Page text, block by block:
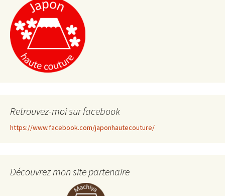
l'article
Retrouvez-moi sur facebook
https://www.facebook.com/japonhautecouture/
Découvrez mon site partenaire